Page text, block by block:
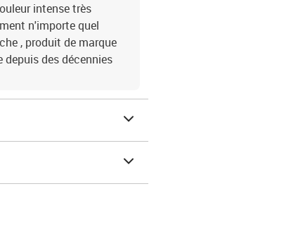
intense très
n'importe quel
, produit de marque
depuis des décennies